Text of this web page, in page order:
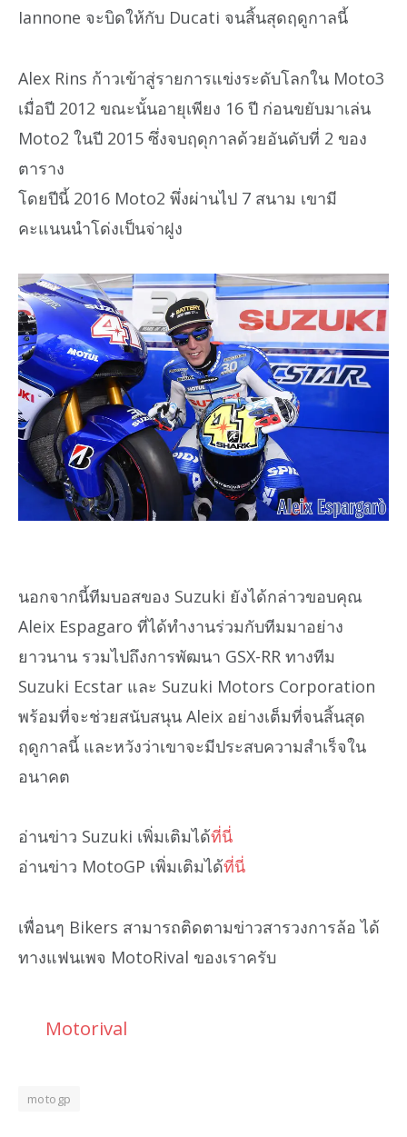
Iannone จะบิดให้กับ Ducati จนสิ้นสุดฤดูกาลนี้
Alex Rins ก้าวเข้าสู่รายการแข่งระดับโลกใน Moto3
เมื่อปี 2012 ขณะนั้นอายุเพียง 16 ปี ก่อนขยับมาเล่น
Moto2 ในปี 2015 ซึ่งจบฤดุกาลด้วยอันดับที่ 2 ของ
ตาราง
โดยปีนี้ 2016 Moto2 พึ่งผ่านไป 7 สนาม เขามี
คะแนนนำโด่งเป็นจ่าฝูง
นอกจากนี้ทีมบอสของ Suzuki ยังได้กล่าวขอบคุณ
Aleix Espagaro ที่ได้ทำงานร่วมกับทีมมาอย่าง
ยาวนาน รวมไปถึงการพัฒนา GSX-RR ทางทีม
Suzuki Ecstar และ Suzuki Motors Corporation
พร้อมที่จะช่วยสนับสนุน Aleix อย่างเต็มที่จนสิ้นสุด
ฤดูกาลนี้ และหวังว่าเขาจะมีประสบความสำเร็จใน
อนาคต
อ่านข่าว Suzuki เพิ่มเติมได้ที่นี่
อ่านข่าว MotoGP เพิ่มเติมได้ที่นี่
เพื่อนๆ Bikers สามารถติดตามข่าวสารวงการล้อ ได้
ทางแฟนเพจ MotoRival ของเราครับ
Motorival
motogp